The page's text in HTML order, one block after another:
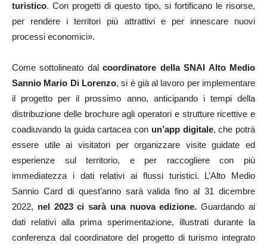
turistico. Con progetti di questo tipo, si fortificano le risorse,
per rendere i territori più attrattivi e per innescare nuovi
processi economici».
Come sottolineato dalcoordinatore della SNAI Alto Medio
Sannio Mario Di Lorenzo, si è già al lavoro per implementare
il progetto per il prossimo anno, anticipando i tempi della
distribuzione delle brochure agli operatori e strutture ricettive e
coadiuvando la guida cartacea con un’app digitale, che potrà
essere utile ai visitatori per organizzare visite guidate ed
esperienze sul territorio, e per raccogliere con più
immediatezza i dati relativi ai flussi turistici. L’Alto Medio
Sannio Card di quest’anno sarà valida fino al 31 dicembre
2022, nel 2023 ci sarà una nuova edizione. Guardando ai
dati relativi alla prima sperimentazione, illustrati durante la
conferenza dal coordinatore del progetto di turismo integrato